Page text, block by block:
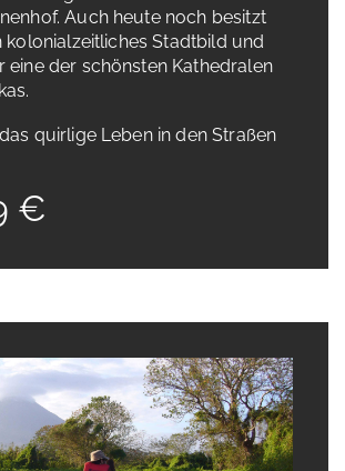
Auch heute noch besitzt
kolonialzeitliches Stadtbild und
eine der schönsten Kathedralen
quirlige Leben in den Straßen
€